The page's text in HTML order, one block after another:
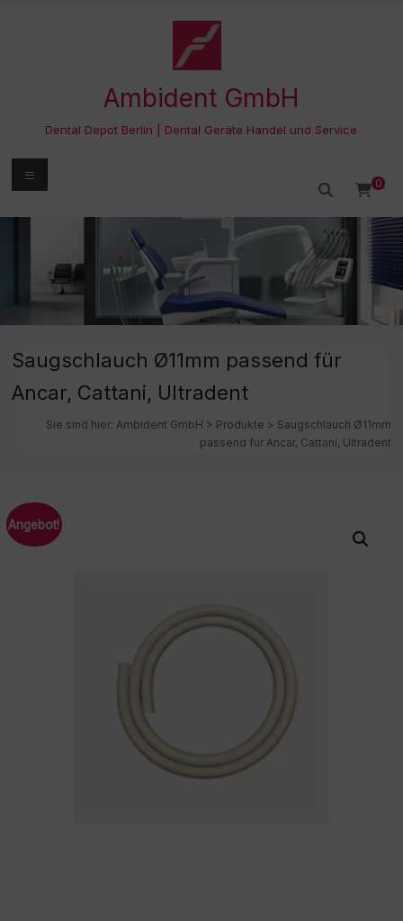
Ambident GmbH
Dental Depot Berlin | Dental Geräte Handel und Service
0
Menü
Saugschlauch Ø11mm passend für
Ancar, Cattani, Ultradent
Sie sind hier: Ambident GmbH > Produkte > Saugschlauch Ø11mm
passend für Ancar, Cattani, Ultradent
Angebot!